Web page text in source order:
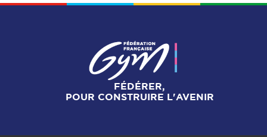
FÉDÉRER,
POUR CONSTRUIRE L'AVENIR